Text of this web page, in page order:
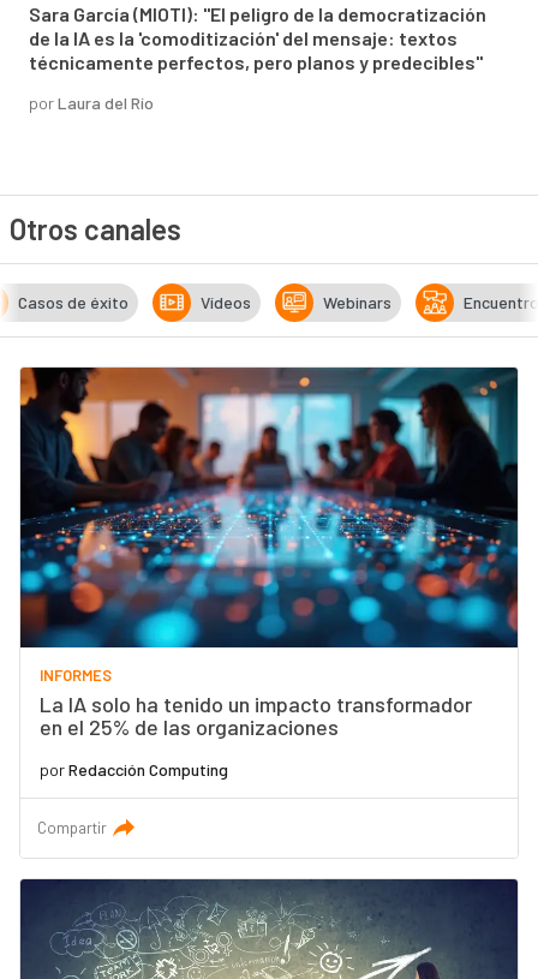
Sara García (MIOTI): "El peligro de la democratización
de la IA es la 'comoditización' del mensaje: textos
técnicamente perfectos, pero planos y predecibles"
porLaura del Río
Otros canales
Casos de éxito Vídeos Webinars
INFORMES
La IA solo ha tenido un impacto transformador
en el 25% de las organizaciones
porRedacción Computing
Compartir